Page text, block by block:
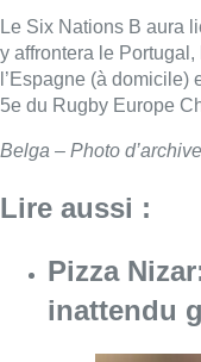
Le Six Nations B aura
y affrontera le
l’Espagne (à
5e du Rugby Europe
Belga – Photo
Lire aussi :
Pizza
inattendu